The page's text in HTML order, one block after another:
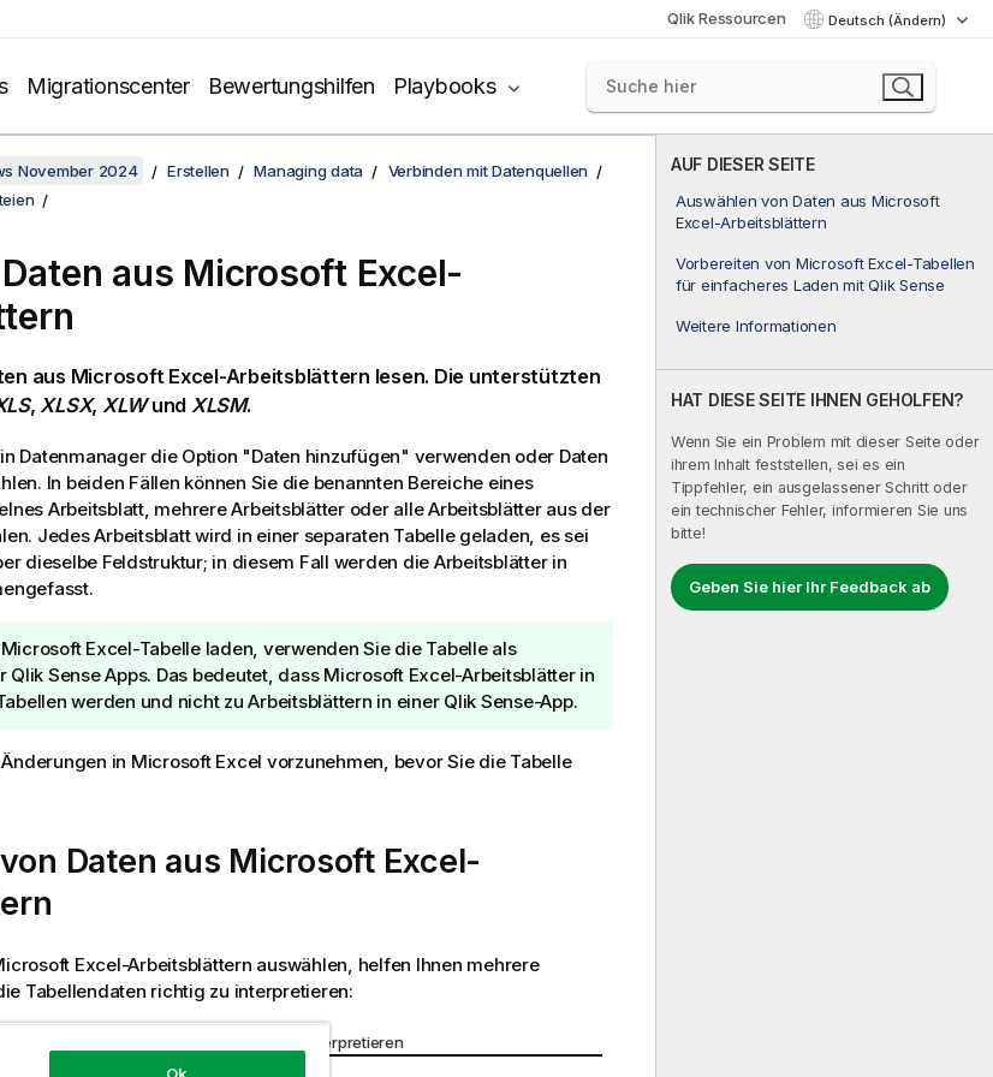
Qlik Ressourcen Deutsch (Ändern)
Migrationscenter Bewertungshilfen Playbooks
AUF DIESER SEITE
Auswählen von Daten aus Microsoft
Excel-Arbeitsblättern
Vorbereiten von Microsoft Excel-Tabellen
für einfacheres Laden mit Qlik Sense
Weitere Informationen
HAT DIESE SEITE IHNEN GEHOLFEN?
Wenn Sie ein Problem mit dieser Seite oder
ihrem Inhalt feststellen, sei es ein
Tippfehler, ein ausgelassener Schritt oder
ein technischer Fehler, informieren Sie uns
bitte!
Geben Sie hier Ihr Feedback ab
November 2024 Erstellen Managing data
Verbinden mit Datenquellen
aus Microsoft Excel-
aus Microsoft Excel-Arbeitsblättern lesen. Die unterstützten
,XLSX, XLWund XLSM.
Datenmanagerdie Option "Daten hinzufügen" verwenden oder Daten
In beiden Fällen können Sie die benannten Bereiche eines
Arbeitsblatt, mehrere Arbeitsblätter oder alle Arbeitsblätter aus der
Jedes Arbeitsblatt wird in einer separaten Tabelle geladen, es sei
dieselbe Feldstruktur; in diesem Fall werden die Arbeitsblätter in
Microsoft Excel-Tabelle laden, verwenden Sie die Tabelle als
Qlik SenseApps. Das bedeutet, dass Microsoft Excel-Arbeitsblätter in
werden und nicht zu Arbeitsblättern in einer Qlik Sense-App.
in Microsoft Excel vorzunehmen, bevor Sie die Tabelle
Daten aus Microsoft Excel-
Excel-Arbeitsblättern auswählen, helfen Ihnen mehrere
Tabellendaten richtig zu interpretieren:
helfen, die Tabellendaten richtig zu interpretieren